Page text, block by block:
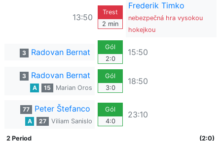
13:50
Trest
2 min
Frederik Timko
nebezpečná hra vysokou
hokejkou
3 Radovan Bernat
Gól
2:0
15:50
3 Radovan Bernat
A 15 Marian Oros
Gól
3:0
18:50
77 Peter Štefanco
A 27 Viliam Sanislo
Gól
4:0
23:10
2 Period (2:0)